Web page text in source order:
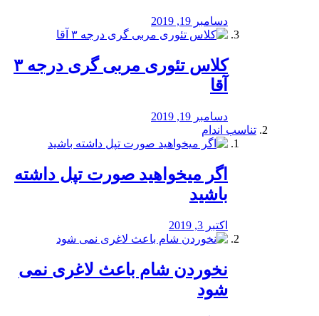
دسامبر 19, 2019
کلاس تئوری مربی گری درجه ۳
آقا
دسامبر 19, 2019
تناسب اندام
اگر میخواهید صورت تپل داشته
باشید
اکتبر 3, 2019
نخوردن شام باعث لاغری نمی
‌شود